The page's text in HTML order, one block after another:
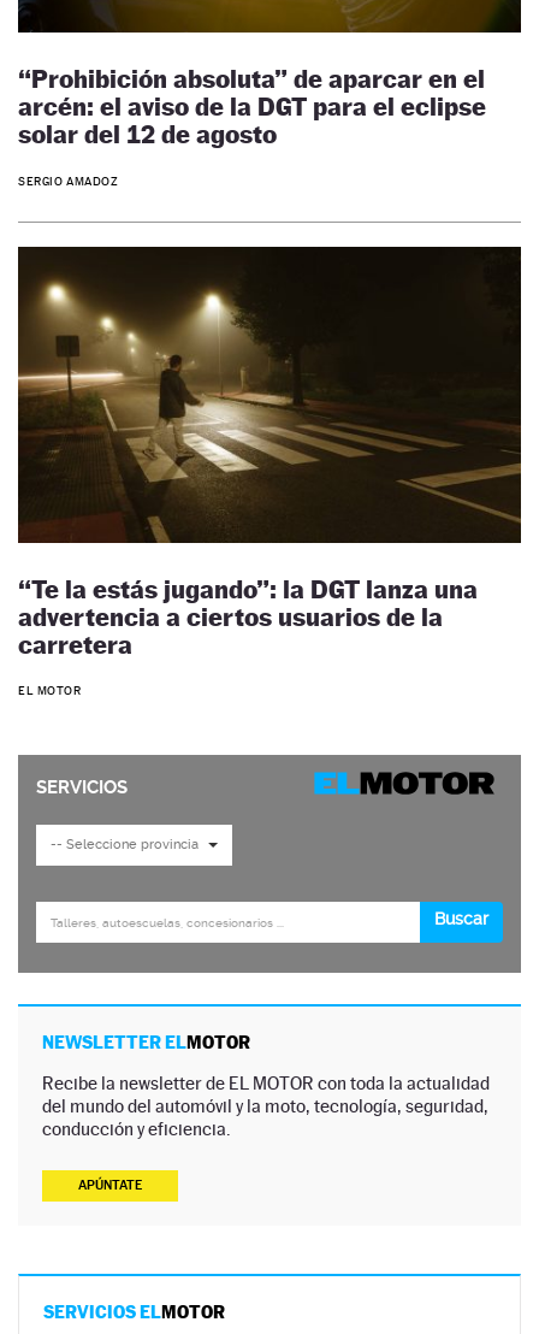
“Prohibición absoluta” de aparcar en el
arcén: el aviso de la DGT para el eclipse
solar del 12 de agosto
SERGIO AMADOZ
“Te la estás jugando”: la DGT lanza una
advertencia a ciertos usuarios de la
carretera
EL MOTOR
NEWSLETTER ELMOTOR
Recibe la newsletter de EL MOTOR con toda la actualidad
del mundo del automóvil y la moto, tecnología, seguridad,
conducción y eficiencia.
APÚNTATE
SERVICIOS ELMOTOR